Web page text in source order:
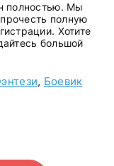
полностью. Мы
полную
Хотите
большой
, Боевик